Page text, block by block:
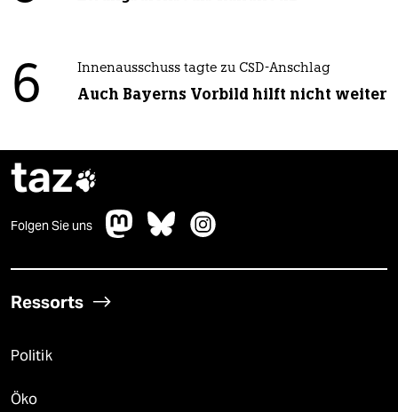
6 Innenausschuss tagte zu CSD-Anschlag
Auch Bayerns Vorbild hilft nicht weiter
taz
Folgen Sie uns
Ressorts
Politik
Öko